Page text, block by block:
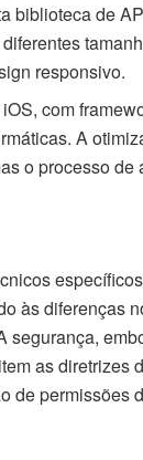
biblioteca de
responsivo.
com
A
o processo de
às diferenças
segurança,
as diretrizes
de permissões